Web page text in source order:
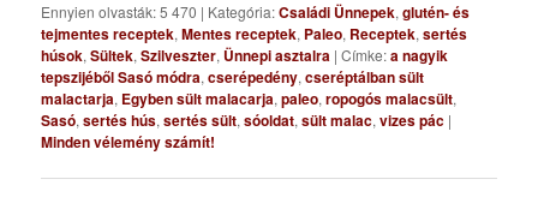
Ennyien olvasták: 5 470 | Kategória:Családi Ünnepek,glutén- és
tejmentes receptek,Mentes receptek, Paleo, Receptek,sertés
húsok,Sültek,Szilveszter, Ünnepi asztalra |Címke:a nagyik
tepszijéből Sasó módra,cserépedény,cseréptálban sült
malactarja, Egyben sült malacarja,paleo,ropogós malacsült,
Sasó,sertés hús,sertés sült,sóoldat,sült malac,vizes pác |
Minden vélemény számít!